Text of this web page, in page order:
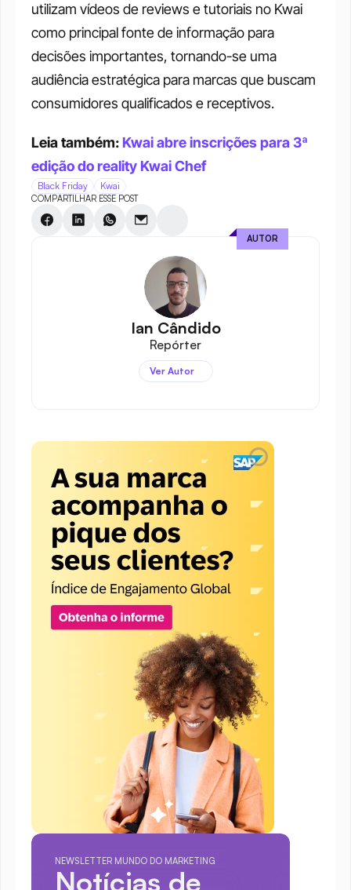
utilizam vídeos de reviews e tutoriais no Kwai
como principal fonte de informação para
decisões importantes, tornando-se uma
audiência estratégica para marcas que buscam
consumidores qualificados e receptivos.
Leia também: Kwai abre inscrições para 3ª
edição do reality Kwai Chef
Black Friday Kwai
COMPARTILHAR ESSE POST
Ian Cândido
Repórter
Ver Autor
AUTOR
NEWSLETTER MUNDO DO MARKETING
Notícias de